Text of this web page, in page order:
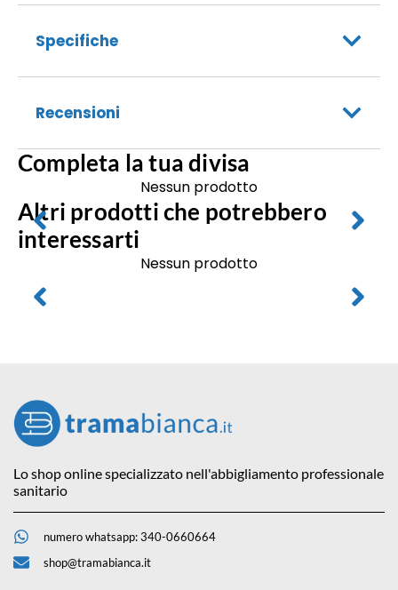
Specifiche
Recensioni
Completa la tua divisa
Nessun prodotto
Altri prodotti che potrebbero
interessarti
Nessun prodotto
Lo shop online specializzato nell'abbigliamento professionale
sanitario
numero whatsapp: 340-0660664
shop@tramabianca.it